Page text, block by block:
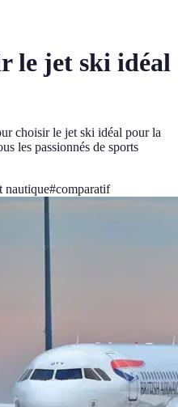
le jet ski idéal
choisir le jet ski idéal pour la
les passionnés de sports
nautique#comparatif